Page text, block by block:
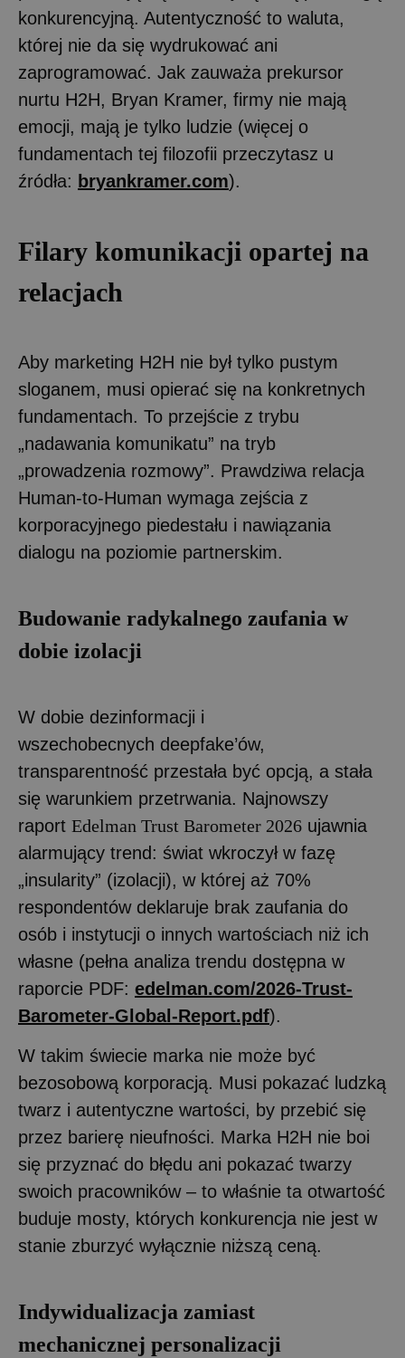
konkurencyjną. Autentyczność to waluta,
której nie da się wydrukować ani
zaprogramować. Jak zauważa prekursor
nurtu H2H, Bryan Kramer, firmy nie mają
emocji, mają je tylko ludzie (więcej o
fundamentach tej filozofii przeczytasz u
źródła: bryankramer.com).
Filary komunikacji opartej na
relacjach
Aby marketing H2H nie był tylko pustym
sloganem, musi opierać się na konkretnych
fundamentach. To przejście z trybu
„nadawania komunikatu” na tryb
„prowadzenia rozmowy”. Prawdziwa relacja
Human-to-Human wymaga zejścia z
korporacyjnego piedestału i nawiązania
dialogu na poziomie partnerskim.
Budowanie radykalnego zaufania w
dobie izolacji
W dobie dezinformacji i
wszechobecnych deepfake’ów,
transparentność przestała być opcją, a stała
się warunkiem przetrwania. Najnowszy
raport Edelman Trust Barometer 2026 ujawnia
alarmujący trend: świat wkroczył w fazę
„insularity” (izolacji), w której aż 70%
respondentów deklaruje brak zaufania do
osób i instytucji o innych wartościach niż ich
własne (pełna analiza trendu dostępna w
raporcie PDF: edelman.com/2026-Trust-
Barometer-Global-Report.pdf).
W takim świecie marka nie może być
bezosobową korporacją. Musi pokazać ludzką
twarz i autentyczne wartości, by przebić się
przez barierę nieufności. Marka H2H nie boi
się przyznać do błędu ani pokazać twarzy
swoich pracowników – to właśnie ta otwartość
buduje mosty, których konkurencja nie jest w
stanie zburzyć wyłącznie niższą ceną.
Indywidualizacja zamiast
mechanicznej personalizacji